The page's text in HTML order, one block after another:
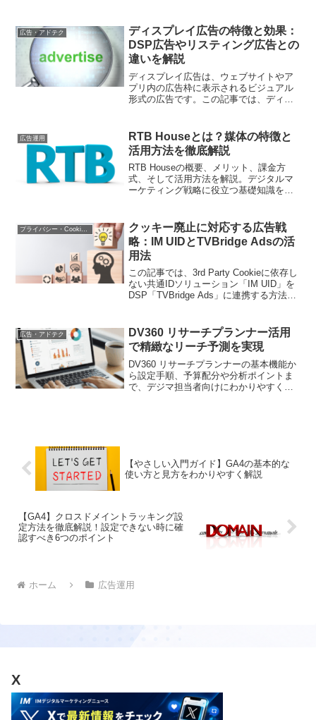
広告・アドテク
ディスプレイ広告の特徴と効果：
DSP広告やリスティング広告との
違いを解説
ディスプレイ広告は、ウェブサイトやア
プリ内の広告枠に表示されるビジュアル
形式の広告です。この記事では、ディス
します。また、ディスプレイ広告の効果
を高めるためのポイントも紹介します。
ディスプレイ広告を効果的に活用するた
めのヒントを得ることができます。
広告運用
RTB Houseとは？媒体の特徴と
活用方法を徹底解説
RTB Houseの概要、メリット、課金方
式、そして活用方法を解説。デジタルマ
ーケティング戦略に役立つ基礎知識を学
プライバシー・Cookie規制
クッキー廃止に対応する広告戦
略：IM UIDとTVBridge Adsの活
用法
この記事では、3rd Party Cookieに依存し
ない共通IDソリューション「IM UID」を
DSP「TVBridge Ads」に連携する方法を
ケティング施策の効果を最大化する手法
を提供します。
広告・アドテク
DV360 リサーチプランナー活用
で精緻なリーチ予測を実現
DV360 リサーチプランナーの基本機能か
ら設定手順、予算配分や分析ポイントま
で、デジマ担当者向けにわかりやすく解
【やさしい入門ガイド】GA4の基本的な
使い方と見方をわかりやすく解説
【GA4】クロスドメイントラッキング設
定方法を徹底解説！設定できない時に確
認すべき6つのポイント
ホーム 広告運用
X